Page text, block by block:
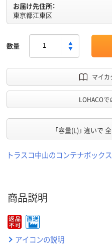
お届け先住所：
東京都江東区
数量
マイカ
LOHACOで
「容量(L)」 違いで 全
トラスコ中山のコンテナボック
商品説明
アイコンの説明